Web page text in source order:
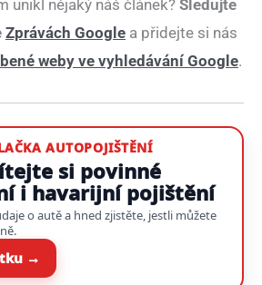
unikl nějaký náš článek? Sledujte
Zprávách Google a přidejte si nás
weby ve vyhledávání Google.
AUTOPOJIŠTĚNÍ
si povinné
i havarijní pojištění
o autě a hned zjistěte, jestli můžete
→